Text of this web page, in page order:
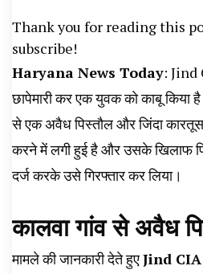
Thank you for reading this
subscribe!
Haryana News Today: Jind
छापेमारी कर एक युवक को काबू
से एक अवैध पिस्तौल और जिंदा
करने में लगी हुई है और उसके खिलाफ
दर्ज करके उसे गिरफ्तार कर लिया।
कालवा गांव से अवैध
मामले की जानकारी देते हुएJind CIA